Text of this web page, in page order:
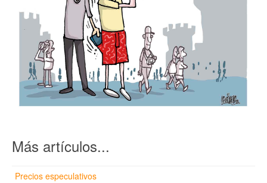
Más artículos...
Precios especulativos